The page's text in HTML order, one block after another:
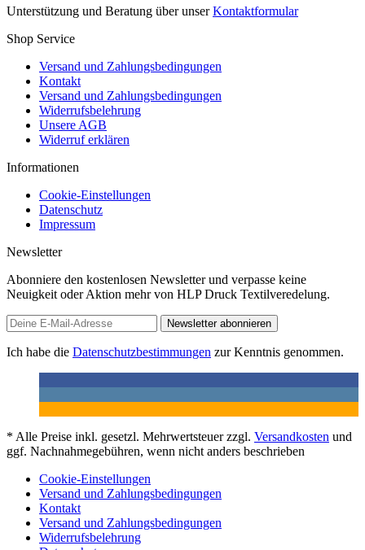
Unterstützung und Beratung über unserKontaktformular
Shop Service
Versand und Zahlungsbedingungen
Kontakt
Versand und Zahlungsbedingungen
Widerrufsbelehrung
Unsere AGB
Widerruf erklären
Informationen
Cookie-Einstellungen
Datenschutz
Impressum
Newsletter
Abonniere den kostenlosen Newsletter und verpasse keine
Neuigkeit oder Aktion mehr von HLP Druck Textilveredelung.
Newsletter abonnieren
Ich habe die Datenschutzbestimmungen zur Kenntnis genommen.
* Alle Preise inkl. gesetzl. Mehrwertsteuer zzgl. Versandkosten und
ggf. Nachnahmegebühren, wenn nicht anders beschrieben
Cookie-Einstellungen
Versand und Zahlungsbedingungen
Kontakt
Versand und Zahlungsbedingungen
Widerrufsbelehrung